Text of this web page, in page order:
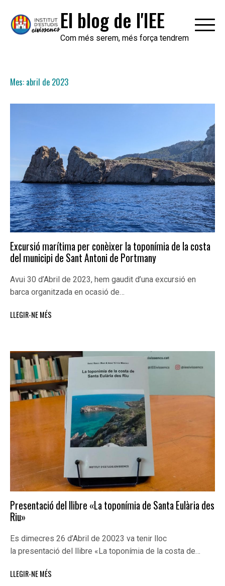
content
El blog de l'IEE
Com més serem, més força tendrem
Mes: abril de 2023
Excursió marítima per conèixer la toponímia de la costa
del municipi de Sant Antoni de Portmany
Avui 30 d’Abril de 2023, hem gaudit d’una excursió en
barca organitzada en ocasió de…
LLEGIR-NE MÉS
Presentació del llibre «La toponímia de Santa Eulària des
Riu»
Es dimecres 26 d’Abril de 20023 va tenir lloc
la presentació del llibre «La toponímia de la costa de…
LLEGIR-NE MÉS